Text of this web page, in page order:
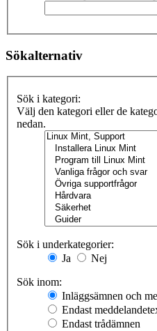
Sökalternativ
Sök i kategori:
Välj den kategori eller de
nedan.
Sök i underkategorier:
Ja
Nej
Sök inom:
Inläggsämnen och
Endast
Endast trådämnen